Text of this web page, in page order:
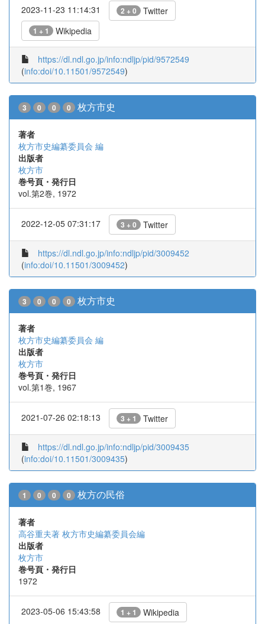
2023-11-23 11:14:31 2 + 0 Twitter
1 + 1 Wikipedia
https://dl.ndl.go.jp/info:ndljp/pid/9572549
(info:doi/10.11501/9572549)
3 0 0 0 枚方市史
著者
枚方市史編纂委員会 編
出版者
枚方市
巻号頁・発行日
vol.第2巻, 1972
2022-12-05 07:31:17 3 + 0 Twitter
https://dl.ndl.go.jp/info:ndljp/pid/3009452
(info:doi/10.11501/3009452)
3 0 0 0 枚方市史
著者
枚方市史編纂委員会 編
出版者
枚方市
巻号頁・発行日
vol.第1巻, 1967
2021-07-26 02:18:13 3 + 1 Twitter
https://dl.ndl.go.jp/info:ndljp/pid/3009435
(info:doi/10.11501/3009435)
1 0 0 0 枚方の民俗
著者
高谷重夫著 枚方市史編纂委員会編
出版者
枚方市
巻号頁・発行日
1972
2023-05-06 15:43:58 1 + 1 Wikipedia